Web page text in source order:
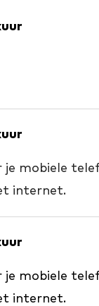
je mobiele
internet.
je mobiele
internet.